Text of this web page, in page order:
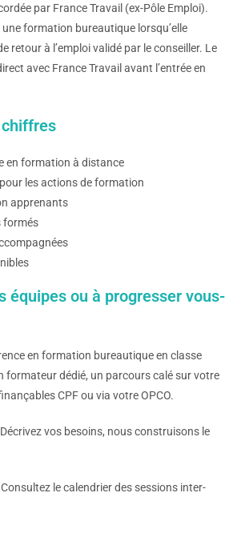
par France Travail (ex-Pôle Emploi).
formation bureautique lorsqu’elle
retour à l’emploi validé par le conseiller. Le
avec France Travail avant l’entrée en
en formation à distance
les actions de formation
apprenants
formés
équipes ou à progresser vous-
en formation bureautique en classe
formateur dédié, un parcours calé sur votre
CPF ou via votre OPCO.
vos besoins, nous construisons le
le calendrier des sessions inter-